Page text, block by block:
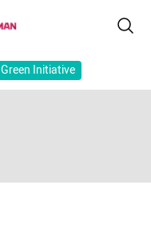
Green Initiative